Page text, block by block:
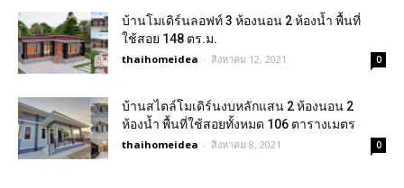
บ้านโมเดิร์นลอฟท์ 3 ห้องนอน 2 ห้องน้ำ พื้นที่
ใช้สอย 148 ตร.ม.
thaihomeidea - สิงหาคม 12, 2021 0
บ้านสไตล์โมเดิร์นงบหลักแสน 2 ห้องนอน 2
ห้องน้ำ พื้นที่ใช้สอยทั้งหมด 106 ตารางเมตร
thaihomeidea - สิงหาคม 8, 2021 0